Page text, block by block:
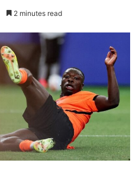
2 minutes read